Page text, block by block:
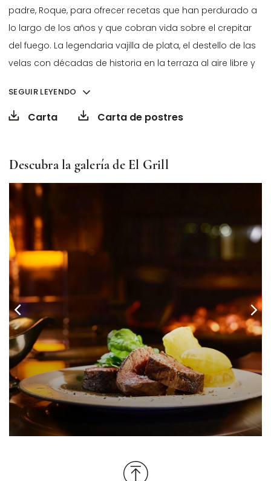
padre, Roque, para ofrecer recetas que han perdurado a
lo largo de los años y que cobran vida sobre el crepitar
del fuego. La legendaria vajilla de plata, el destello de las
velas con décadas de historia en la terraza al aire libre y
exquisita y cautivadora cocina.
respetar nuestro código de vestimenta:
• No se permite el uso de pantalón corto, camisetas ni ropa
deportiva.
• No está permitido el acceso con calzado deportivo o
sandalias.
• Se recomienda vestir con pantalón largo, camisa, blusa o
vestido apropiado.
Muchas gracias por su colaboración.
RESERVASOPENS IN A NEW TAB.
SEGUIR LEYENDO
Carta Opens in a new tab.
Carta de postres
Descubra la galería de El Grill